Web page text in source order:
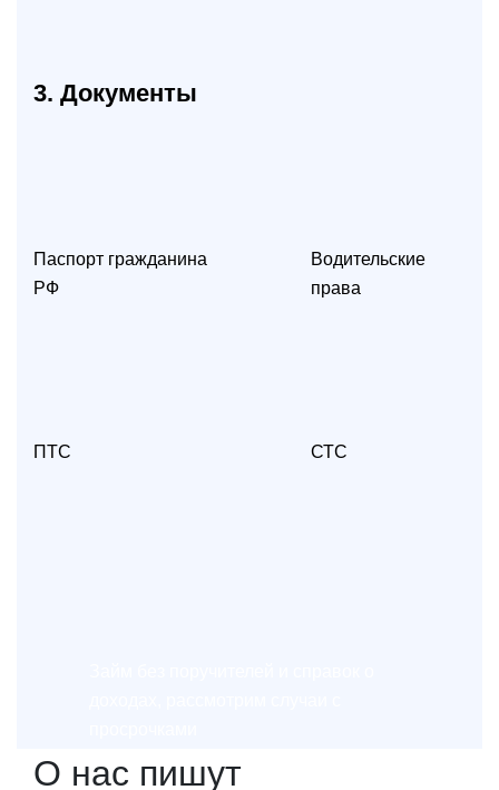
3. Документы
Паспорт гражданина
РФ
Водительские
права
ПТС СТС
О нас пишут